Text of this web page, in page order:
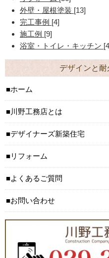
外壁・屋根塗装 [13]
完工事例 [4]
施工例 [9]
浴室・トイレ・キッチン
デザインと
ホーム
川野工務店とは
デザイナーズ新築住宅
リフォーム
よくあるご質問
お問い合わせ